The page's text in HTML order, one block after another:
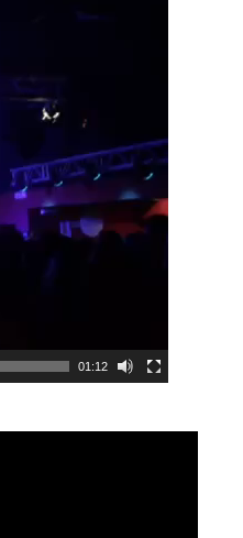
01:12